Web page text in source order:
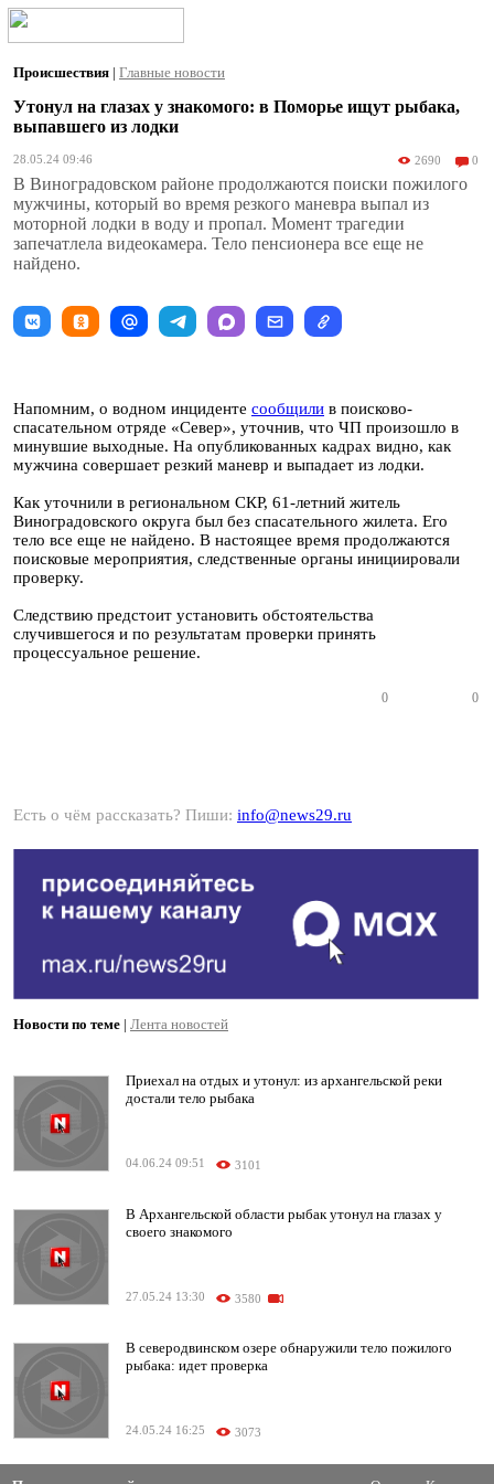
Происшествия | Главные новости
Утонул на глазах у знакомого: в Поморье ищут рыбака,
выпавшего из лодки
28.05.24 09:46 2690 0
В Виноградовском районе продолжаются поиски пожилого
мужчины, который во время резкого маневра выпал из
моторной лодки в воду и пропал. Момент трагедии
запечатлела видеокамера. Тело пенсионера все еще не
найдено.
Напомним, о водном инциденте сообщили в поисково-
спасательном отряде «Север», уточнив, что ЧП произошло в
минувшие выходные. На опубликованных кадрах видно, как
мужчина совершает резкий маневр и выпадает из лодки.
Как уточнили в региональном СКР, 61-летний житель
Виноградовского округа был без спасательного жилета. Его
тело все еще не найдено. В настоящее время продолжаются
поисковые мероприятия, следственные органы инициировали
проверку.
Следствию предстоит установить обстоятельства
случившегося и по результатам проверки принять
процессуальное решение.
0 0
Есть о чём рассказать? Пиши: info@news29.ru
Новости по теме | Лента новостей
Приехал на отдых и утонул: из архангельской реки
достали тело рыбака
04.06.24 09:51 3101
В Архангельской области рыбак утонул на глазах у
своего знакомого
27.05.24 13:30 3580
В северодвинском озере обнаружили тело пожилого
рыбака: идет проверка
24.05.24 16:25 3073